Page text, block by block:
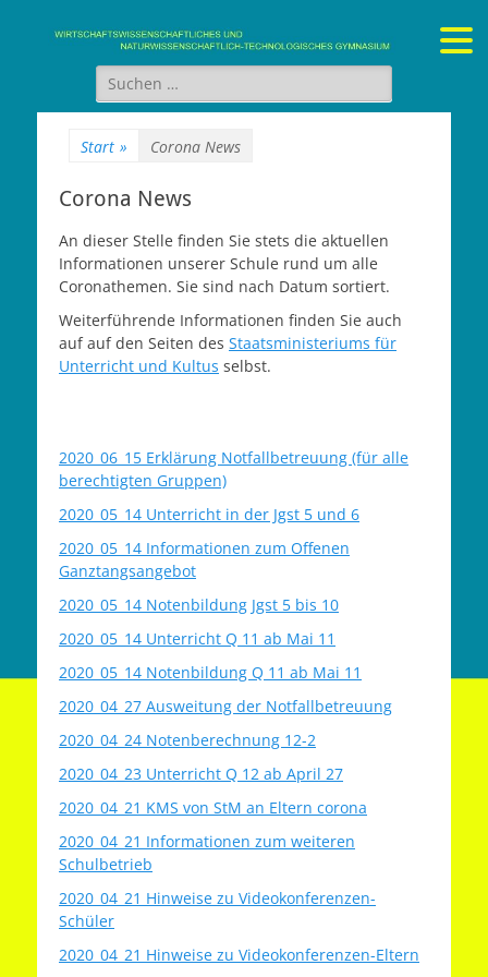
Gymnasium Stein
wirtschaftswissenschaftliches und naturwissenschaftlich-
technologisches Gymnasium
Suchen
nach:
Start » Corona News
Corona News
An dieser Stelle finden Sie stets die aktuellen
Informationen unserer Schule rund um alle
Coronathemen. Sie sind nach Datum sortiert.
Weiterführende Informationen finden Sie auch
auf auf den Seiten des Staatsministeriums für
Unterricht und Kultus selbst.
2020_06_15 Erklärung Notfallbetreuung (für alle
berechtigten Gruppen)
2020_05_14 Unterricht in der Jgst 5 und 6
2020_05_14 Informationen zum Offenen
Ganztangsangebot
2020_05_14 Notenbildung Jgst 5 bis 10
2020_05_14 Unterricht Q 11 ab Mai 11
2020_05_14 Notenbildung Q 11 ab Mai 11
2020_04_27 Ausweitung der Notfallbetreuung
2020_04_24 Notenberechnung 12-2
2020_04_23 Unterricht Q 12 ab April 27
2020_04_21 KMS von StM an Eltern corona
2020_04_21 Informationen zum weiteren
Schulbetrieb
2020_04_21 Hinweise zu Videokonferenzen-
Schüler
2020_04_21 Hinweise zu Videokonferenzen-Eltern